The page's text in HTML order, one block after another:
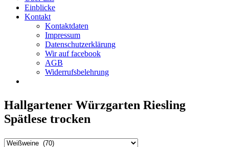
Einblicke
Kontakt
Kontaktdaten
Impressum
Datenschutzerklärung
Wir auf facebook
AGB
Widerrufsbelehrung
Hallgartener Würzgarten Riesling
Spätlese trocken